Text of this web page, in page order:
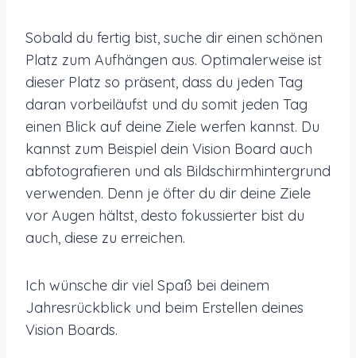
Sobald du fertig bist, suche dir einen schönen
Platz zum Aufhängen aus. Optimalerweise ist
dieser Platz so präsent, dass du jeden Tag
daran vorbeiläufst und du somit jeden Tag
einen Blick auf deine Ziele werfen kannst. Du
kannst zum Beispiel dein Vision Board auch
abfotografieren und als Bildschirmhintergrund
verwenden. Denn je öfter du dir deine Ziele
vor Augen hältst, desto fokussierter bist du
auch, diese zu erreichen.
Ich wünsche dir viel Spaß bei deinem
Jahresrückblick und beim Erstellen deines
Vision Boards.